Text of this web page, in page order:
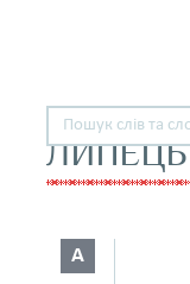
ЛИПЕЦЬ
А